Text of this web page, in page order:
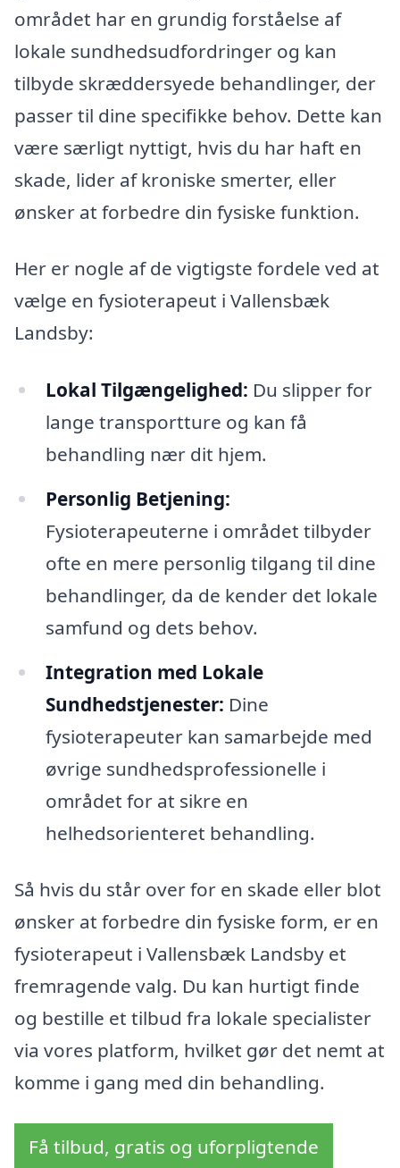
området har en grundig forståelse af
lokale sundhedsudfordringer og kan
tilbyde skræddersyede behandlinger, der
passer til dine specifikke behov. Dette kan
være særligt nyttigt, hvis du har haft en
skade, lider af kroniske smerter, eller
ønsker at forbedre din fysiske funktion.
Her er nogle af de vigtigste fordele ved at
vælge en fysioterapeut i Vallensbæk
Landsby:
Lokal Tilgængelighed: Du slipper for
lange transportture og kan få
behandling nær dit hjem.
Personlig Betjening:
Fysioterapeuterne i området tilbyder
ofte en mere personlig tilgang til dine
behandlinger, da de kender det lokale
samfund og dets behov.
Integration med Lokale
Sundhedstjenester: Dine
fysioterapeuter kan samarbejde med
øvrige sundhedsprofessionelle i
området for at sikre en
helhedsorienteret behandling.
Så hvis du står over for en skade eller blot
ønsker at forbedre din fysiske form, er en
fysioterapeut i Vallensbæk Landsby et
fremragende valg. Du kan hurtigt finde
og bestille et tilbud fra lokale specialister
via vores platform, hvilket gør det nemt at
komme i gang med din behandling.
Få tilbud, gratis og uforpligtende